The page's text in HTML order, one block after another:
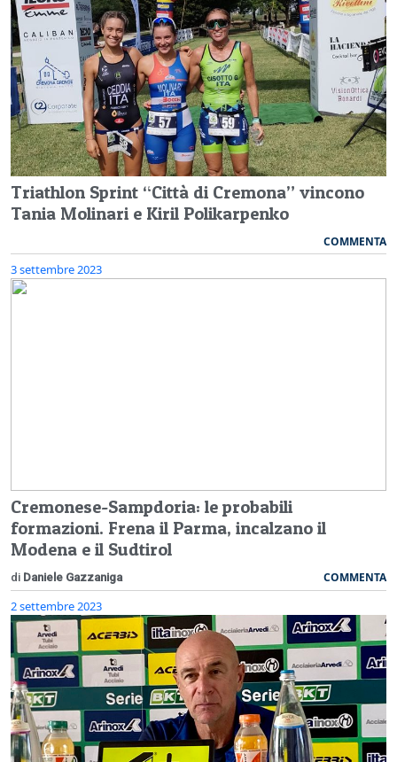
Triathlon Sprint “Città di Cremona” vincono
Tania Molinari e Kiril Polikarpenko
COMMENTA
3 settembre 2023
Cremonese-Sampdoria: le probabili
formazioni. Frena il Parma, incalzano il
Modena e il Sudtirol
di Daniele Gazzaniga COMMENTA
2 settembre 2023